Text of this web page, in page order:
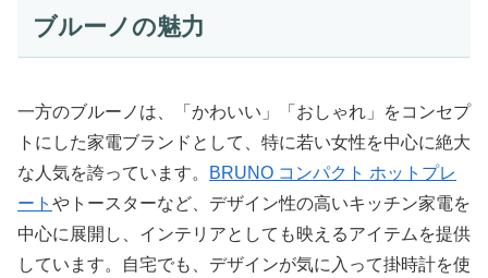
ブルーノの魅力
一方のブルーノは、「かわいい」「おしゃれ」をコンセプ
トにした家電ブランドとして、特に若い女性を中心に絶大
な人気を誇っています。
BRUNO コンパクト ホットプレ
ート やトースターなど、デザイン性の高いキッチン家電を
中心に展開し、インテリアとしても映えるアイテムを提供
しています。自宅でも、デザインが気に入って掛時計を使